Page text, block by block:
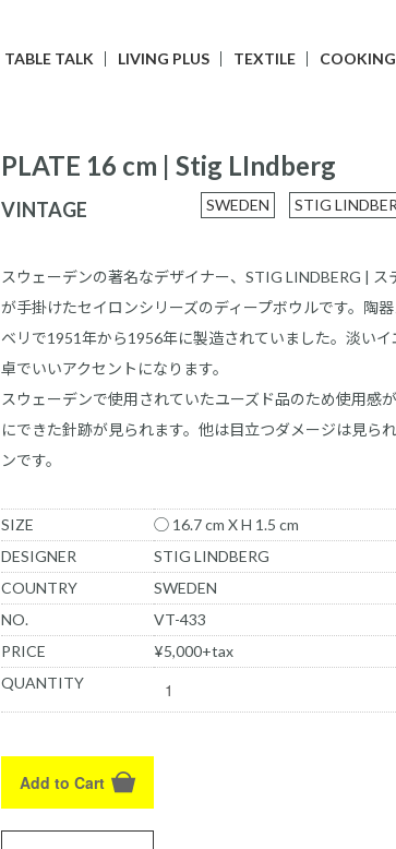
TABLE TALK LIVING PLUS TEXTILE COOKING
PLATE 16 cm | Stig LIndberg
VINTAGE SWEDEN STIG
スウェーデンの著名なデザイナー、STIG LINDBERG | ス
が手掛けたセイロンシリーズのディープボウルです。陶
ベリで1951年から1956年に製造されていました。淡い
卓でいいアクセントになります。
スウェーデンで使用されていたユーズド品のため使用感
にできた針跡が見られます。他は目立つダメージは見ら
ンです。
SIZE
◯ 16.7 cm X H 1.5 cm
DESIGNER
STIG LINDBERG
COUNTRY
SWEDEN
NO.
VT-433
PRICE
¥5,000+tax
QUANTITY
Add to Cart